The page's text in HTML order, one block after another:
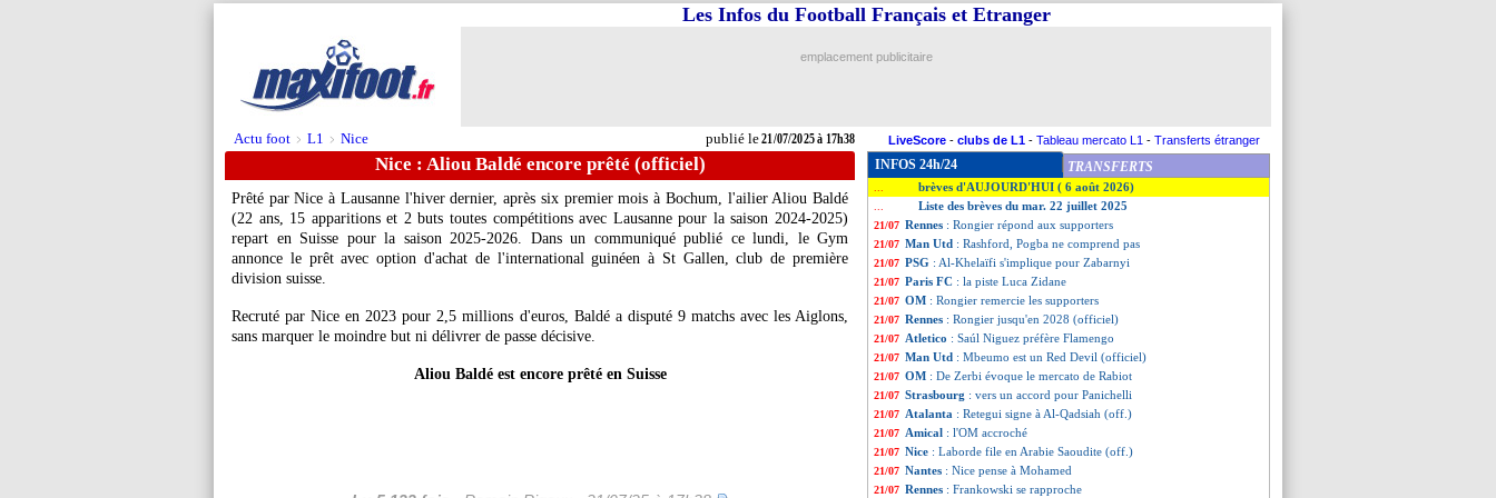
Actu foot > L1 > Nice publié le21/07/2025 à 17h38
Les Infos du Football Français et Etranger
emplacement publicitaire
LiveScore - clubs de L1 - Tableau mercato L1 - Transferts étranger
Nice : Aliou Baldé encore prêté (officiel)
Prêté par Nice à Lausanne l'hiver dernier, après six premier mois à Bochum, l'ailier Aliou Baldé
(22 ans, 15 apparitions et 2 buts toutes compétitions avec Lausanne pour la saison 2024-2025)
repart en Suisse pour la saison 2025-2026. Dans un communiqué publié ce lundi, le Gym
annonce le prêt avec option d'achat de l'international guinéen à St Gallen, club de première
division suisse.
Recruté par Nice en 2023 pour 2,5 millions d'euros, Baldé a disputé 9 matchs avec les Aiglons,
sans marquer le moindre but ni délivrer de passe décisive.
Aliou Baldé est encore prêté en Suisse
INFOS 24h/24 TRANSFERTS
brèves d'AUJOURD'HUI ( 6 août 2026)
Liste des brèves du mar. 22 juillet 2025
21/07 Rennes : Rongier répond aux supporters
21/07 Man Utd : Rashford, Pogba ne comprend pas
21/07 PSG : Al-Khelaïfi s'implique pour Zabarnyi
21/07 Paris FC : la piste Luca Zidane
21/07 OM : Rongier remercie les supporters
21/07 Rennes : Rongier jusqu'en 2028 (officiel)
21/07 Atletico : Saúl Niguez préfère Flamengo
21/07 Man Utd : Mbeumo est un Red Devil (officiel)
21/07 OM : De Zerbi évoque le mercato de Rabiot
21/07 Strasbourg : vers un accord pour Panichelli
21/07 Atalanta : Retegui signe à Al-Qadsiah (off.)
21/07 Amical : l'OM accroché
21/07 Nice : Laborde file en Arabie Saoudite (off.)
21/07 Nantes : Nice pense à Mohamed
21/07 Rennes : Frankowski se rapproche